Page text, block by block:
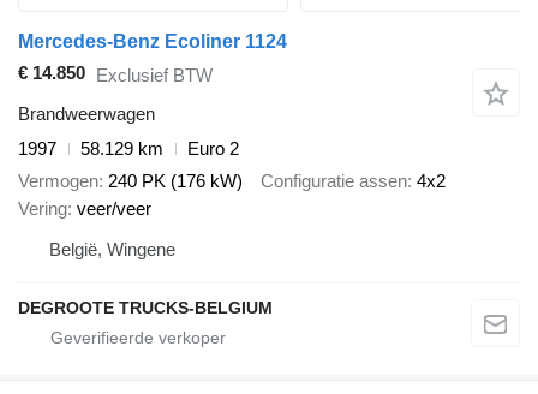
Mercedes-Benz Ecoliner 1124
€ 14.850 Exclusief BTW
Brandweerwagen
1997
58.129 km
Euro 2
Vermogen 240 PK (176 kW) Configuratie assen 4x2
Vering veer/veer
België, Wingene
DEGROOTE TRUCKS-BELGIUM